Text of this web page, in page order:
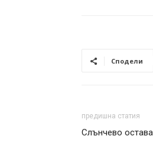
Сподели
предишна статия
Слънчево